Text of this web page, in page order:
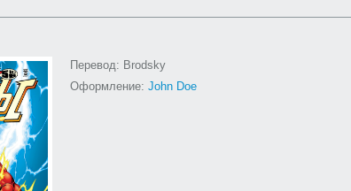
Перевод: Brodsky
Оформление: John Doe